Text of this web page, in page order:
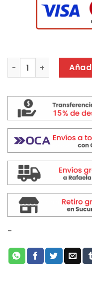
CUBRE PILETA Y
-